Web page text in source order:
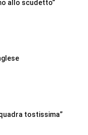
allo scudetto”
tostissima”